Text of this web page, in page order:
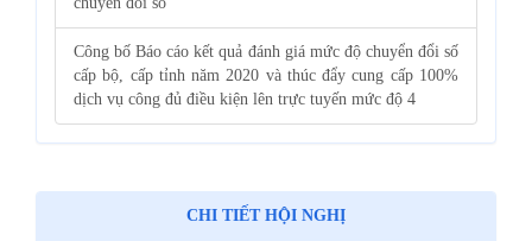
Công bố Báo cáo kết quả đánh giá mức độ chuyển đổi số
cấp bộ, cấp tỉnh năm 2020 và thúc đẩy cung cấp 100%
dịch vụ công đủ điều kiện lên trực tuyến mức độ 4
CHI TIẾT HỘI NGHỊ